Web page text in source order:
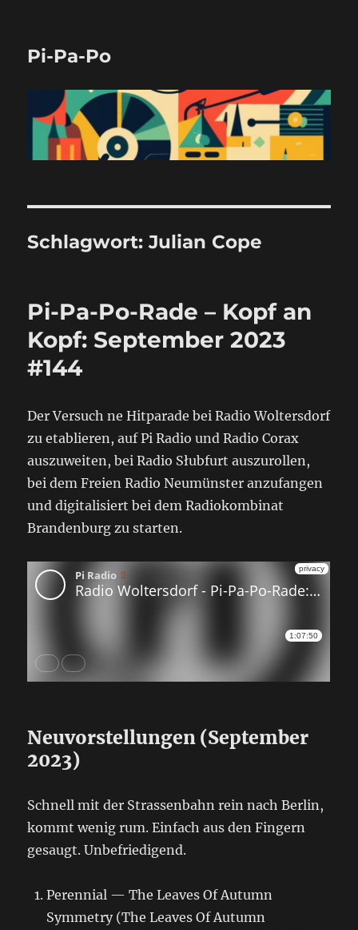
Pi-Pa-Po
Schlagwort:Julian Cope
Pi-Pa-Po-Rade – Kopf an
Kopf: September 2023
#144
Der Versuch ne Hitparade bei Radio Woltersdorf
zu etablieren, auf Pi Radio und Radio Corax
auszuweiten, bei Radio Słubfurt auszurollen,
bei dem Freien Radio Neumünster anzufangen
und digitalisiert bei dem Radiokombinat
Brandenburg zu starten.
Neuvorstellungen (September
2023)
Schnell mit der Strassenbahn rein nach Berlin,
kommt wenig rum. Einfach aus den Fingern
gesaugt. Unbefriedigend.
Perennial — The Leaves Of Autumn
Symmetry (The Leaves Of Autumn